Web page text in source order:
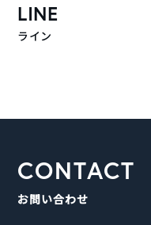
LINE
ライン
CONTACT
お問い合わせ